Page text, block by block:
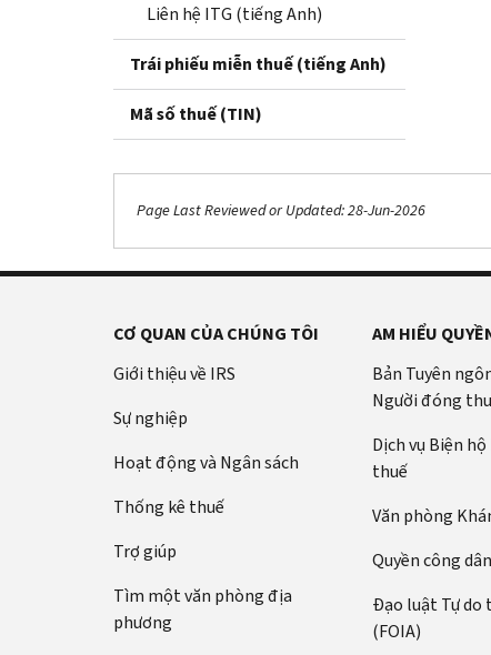
Liên hệ ITG (tiếng Anh)
Trái phiếu miễn thuế (tiếng Anh)
Mã số thuế (TIN)
Page Last Reviewed or Updated: 28-Jun-2026
CƠ QUAN CỦA CHÚNG TÔI
Giới thiệu về IRS
Sự nghiệp
Hoạt động và Ngân sách
Thống kê thuế
Trợ giúp
Tìm một văn phòng địa
phương
AM HIỂU
Bản Tuyên
Người đóng
Dịch vụ Biện
thuế
Văn phòng
Quyền công dân
Đạo luật Tự do
(FOIA)